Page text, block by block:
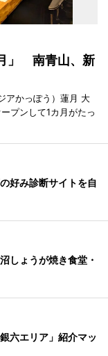
」 南青山、新
アかっぽう）蓮月 大
プンして1カ月がたっ
好み診断サイトを自
しょうが焼き食堂・
六エリア」紹介マッ